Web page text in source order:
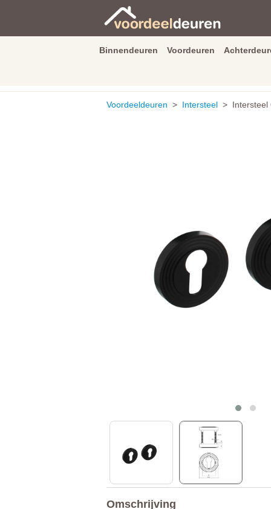
Binnendeuren Voordeuren
Voordeeldeuren > Intersteel > Intersteel
Omschrijving